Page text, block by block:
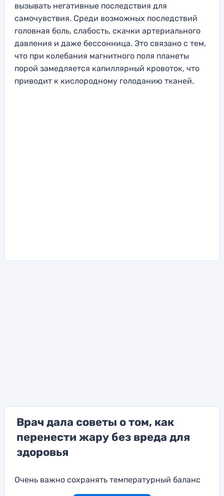
вызывать негативные последствия для
самочувствия. Среди возможных последствий
головная боль, слабость, скачки артериального
давления и даже бессонница. Это связано с тем,
что при колебания магнитного поля планеты
порой замедляется капиллярный кровоток, что
приводит к кислородному голоданию тканей.
Врач дала советы о том, как
перенести жару без вреда для
здоровья
Очень важно сохранять температурный баланс